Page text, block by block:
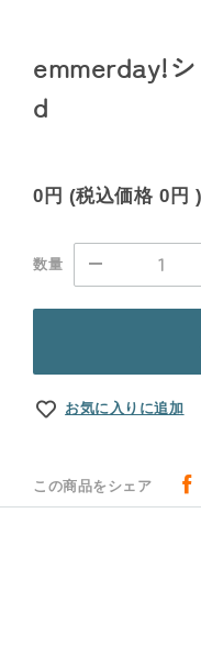
emmerday!
d
0円 (税込価格0円 )
数量
お気に入りに追加
この商品をシェア